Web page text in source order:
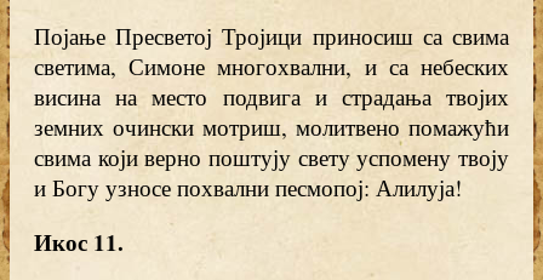
Појање Пресветој Тројици приносиш са свима
светима, Симоне многохвални, и са небеских
висина на место подвига и страдања твојих
земних очински мотриш, молитвено помажући
свима који верно поштују свету успомену твоју
и Богу узносе похвални песмопој: Алилуја!
Икос 11.